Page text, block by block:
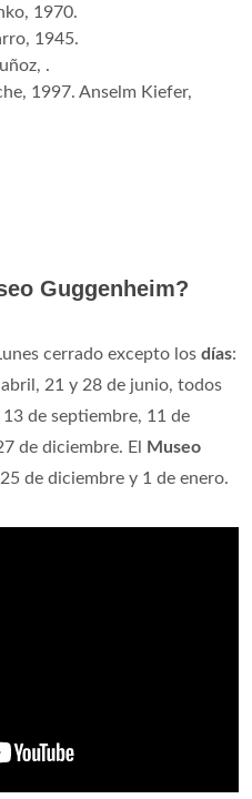
1970.
1945.
.
1997. Anselm Kiefer,
Guggenheim?
cerrado excepto los días:
21 y 28 de junio, todos
de septiembre, 11 de
de diciembre. El
Museo
25 de diciembre y 1 de enero.